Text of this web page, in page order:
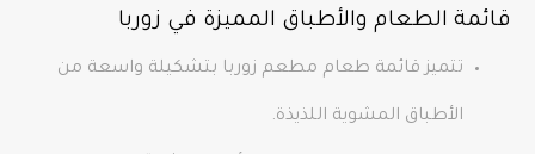
قائمة الطعام والأطباق المميزة في زوربا
تتميز قائمة طعام مطعم زوربا بتشكيلة واسعة من
الأطباق المشوية اللذيذة.